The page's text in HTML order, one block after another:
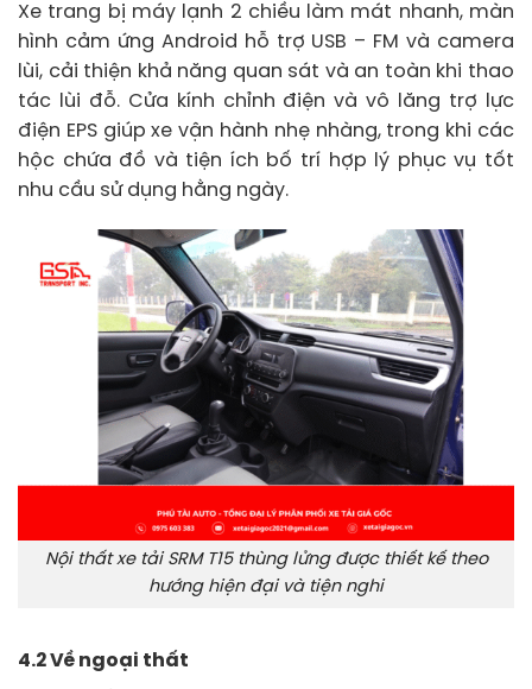
Xe trang bị máy lạnh 2 chiều làm mát nhanh, màn
hình cảm ứng Android hỗ trợ USB – FM và camera
lùi, cải thiện khả năng quan sát và an toàn khi thao
tác lùi đỗ. Cửa kính chỉnh điện và vô lăng trợ lực
điện EPS giúp xe vận hành nhẹ nhàng, trong khi các
hộc chứa đồ và tiện ích bố trí hợp lý phục vụ tốt
nhu cầu sử dụng hằng ngày.
Nội thất xe tải SRM T15 thùng lửng được thiết kế theo
hướng hiện đại và tiện nghi
4.2 Về ngoại thất